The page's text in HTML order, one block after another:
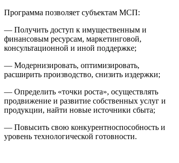
Программа позволяет субъектам МСП:
— Получить доступ к имущественным и
финансовым ресурсам, маркетинговой,
консультационной и иной поддержке;
— Модернизировать, оптимизировать,
расширить производство, снизить издержки;
— Определить «точки роста», осуществлять
продвижение и развитие собственных услуг и
продукции, найти новые источники сбыта;
— Повысить свою конкурентноспособность и
уровень технологической готовности.